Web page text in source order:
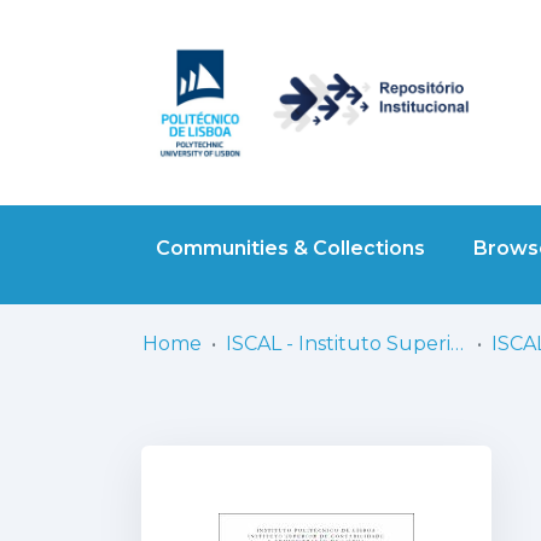
Communities & Collections
Home ISCAL - Instituto Superior de Contabilidade e Administração de Lisboa